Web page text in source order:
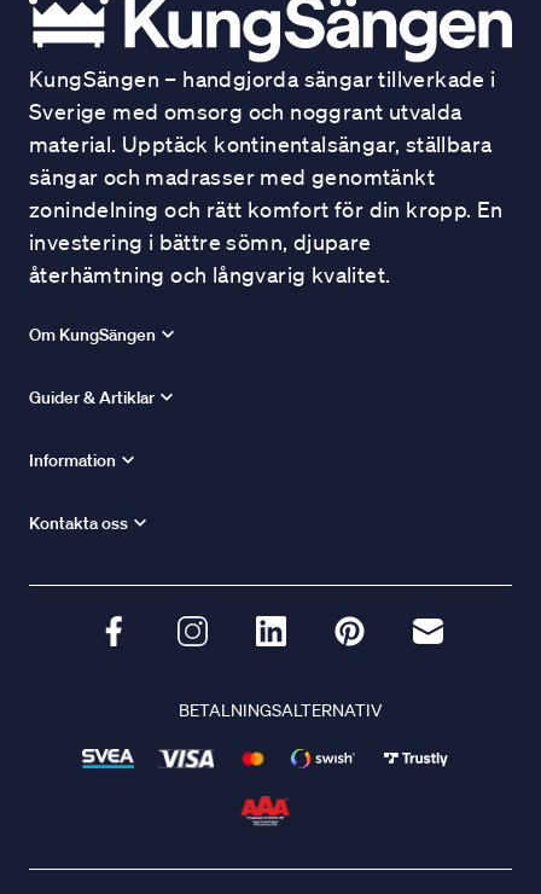
KungSängen – handgjorda sängar tillverkade i
Sverige med omsorg och noggrant utvalda
material. Upptäck kontinentalsängar, ställbara
sängar och madrasser med genomtänkt
zonindelning och rätt komfort för din kropp. En
investering i bättre sömn, djupare
återhämtning och långvarig kvalitet.
Om KungSängen
Guider & Artiklar
Information
Kontakta oss
BETALNINGSALTERNATIV